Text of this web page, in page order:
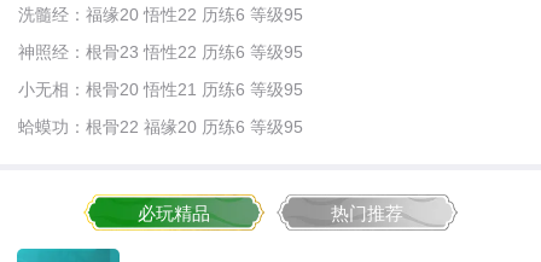
洗髓经：福缘20 悟性22 历练6 等级95
神照经：根骨23 悟性22 历练6 等级95
小无相：根骨20 悟性21 历练6 等级95
蛤蟆功：根骨22 福缘20 历练6 等级95
必玩精品 热门推荐